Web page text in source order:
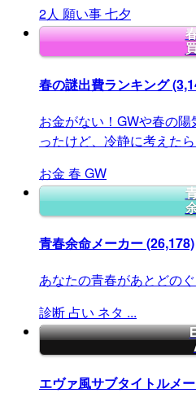
2人 願い事七夕
春の謎出費ランキング
お金がない！GWや春の
ったけど、冷静に考えた
お金 春 GW
青春余命メーカー(26,178)
あなたの青春があとどの
診断 占い ネタ ...
エヴァ風サブタイトルメ